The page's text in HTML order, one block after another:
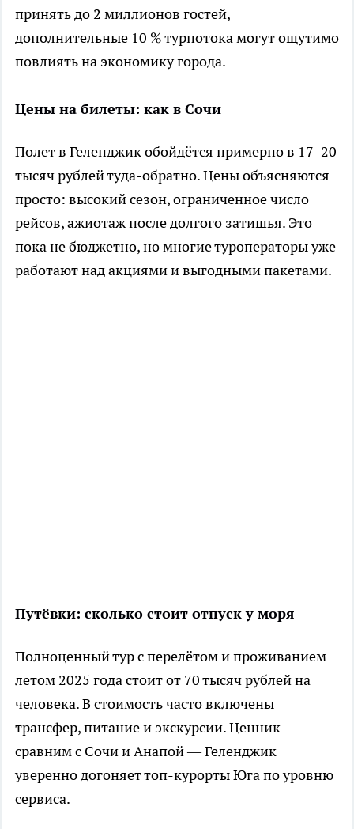
принять до 2 миллионов гостей,
дополнительные 10 % турпотока могут ощутимо
повлиять на экономику города.
Цены на билеты: как в Сочи
Полет в Геленджик обойдётся примерно в 17–20
тысяч рублей туда-обратно. Цены объясняются
просто: высокий сезон, ограниченное число
рейсов, ажиотаж после долгого затишья. Это
пока не бюджетно, но многие туроператоры уже
работают над акциями и выгодными пакетами.
Путёвки: сколько стоит отпуск у моря
Полноценный тур с перелётом и проживанием
летом 2025 года стоит от 70 тысяч рублей на
человека. В стоимость часто включены
трансфер, питание и экскурсии. Ценник
сравним с Сочи и Анапой — Геленджик
уверенно догоняет топ-курорты Юга по уровню
сервиса.